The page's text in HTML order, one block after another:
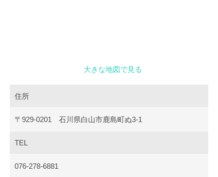
大きな地図で見る
住所
〒929-0201 石川県白山市鹿島町ぬ3-1
TEL
076-278-6881